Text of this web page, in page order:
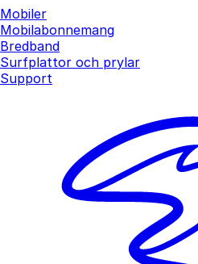
Mobiler
Mobilabonnemang
Bredband
Surfplattor och prylar
Support